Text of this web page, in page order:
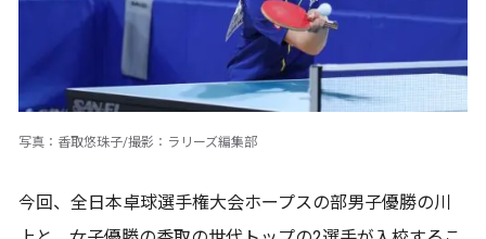
写真：香取悠珠子/撮影：ラリーズ編集部
今回、全日本卓球選手権大会ホープスの部男子優勝の川